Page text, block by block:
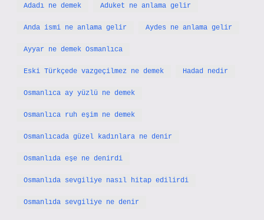
Adadı ne demek Aduket ne anlama gelir
Anda ismi ne anlama gelir Aydes ne anlama gelir
Ayyar ne demek Osmanlıca
Eski Türkçede vazgeçilmez ne demek Hadad nedir
Osmanlıca ay yüzlü ne demek
Osmanlıca ruh eşim ne demek
Osmanlıcada güzel kadınlara ne denir
Osmanlıda eşe ne denirdi
Osmanlıda sevgiliye nasıl hitap edilirdi
Osmanlıda sevgiliye ne denir